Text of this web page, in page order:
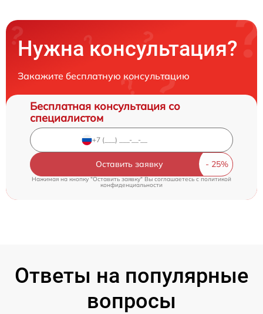
Нужна консультация?
Закажите бесплатную консультацию
Бесплатная консультация со
специалистом
Оставить заявку
Нажимая на кнопку "Оставить заявку" Вы соглашаетесь cполитикой
конфиденциальности
Ответы на популярные
вопросы